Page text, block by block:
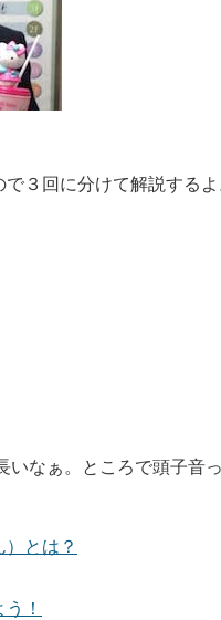
３回に分けて解説する
いなぁ。ところで頭子音
とは？
！